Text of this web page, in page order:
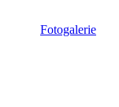
Fotogalerie